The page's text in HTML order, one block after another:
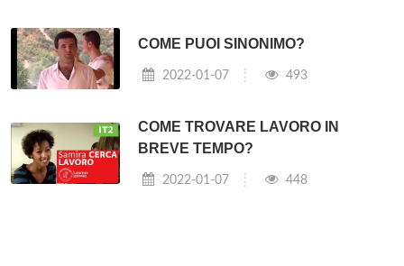
COME PUOI SINONIMO?
2022-01-07 493
COME TROVARE LAVORO IN
BREVE TEMPO?
2022-01-07 448